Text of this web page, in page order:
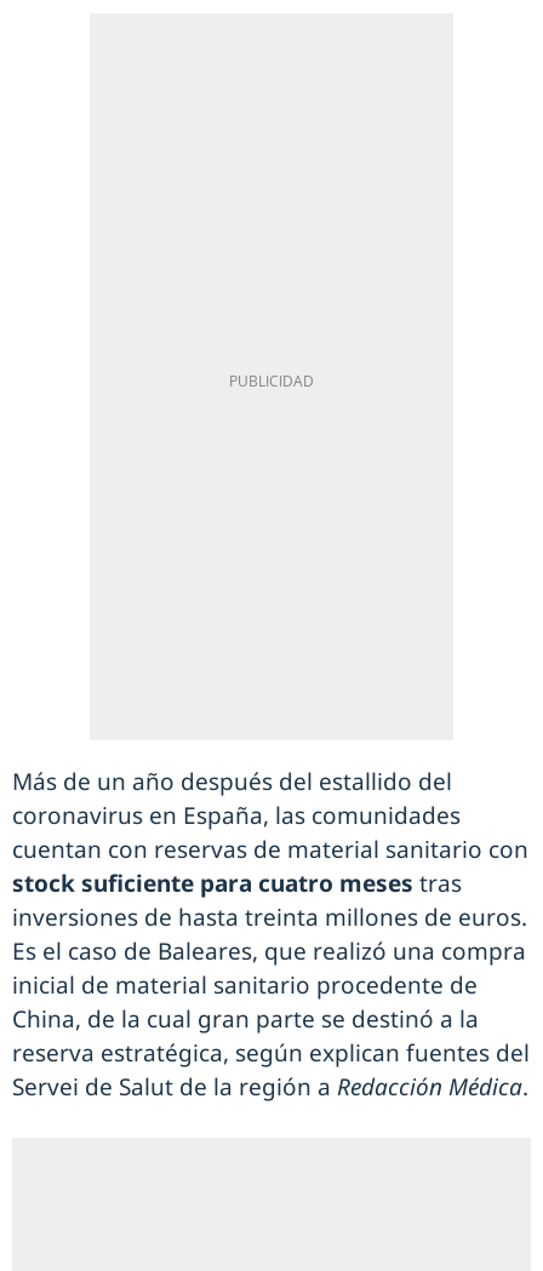
Más de un año después del estallido del
coronavirus en España, las comunidades
cuentan con reservas de material sanitario con
stock suficiente para cuatro meses tras
inversiones de hasta treinta millones de euros.
Es el caso de Baleares, que realizó una compra
inicial de material sanitario procedente de
China, de la cual gran parte se destinó a la
reserva estratégica, según explican fuentes del
Servei de Salut de la región a Redacción Médica.